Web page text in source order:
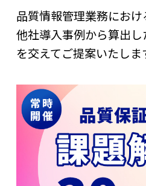
品質情報管理業務におけ
他社導入事例から算出し
を交えてご提案いたしま